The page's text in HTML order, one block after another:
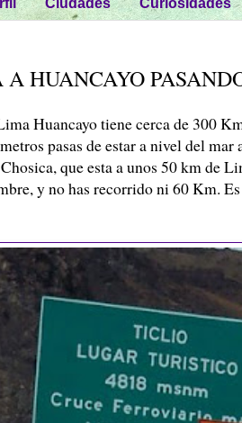
HUANCAYO
Huancayotiene cerca de 300
pasas de estar a nivel del
Chosica, que esta a unos 50 km de
y no has recorrido ni 60 Km.